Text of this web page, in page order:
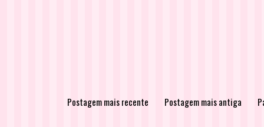
Postagem mais recente Postagem mais antiga